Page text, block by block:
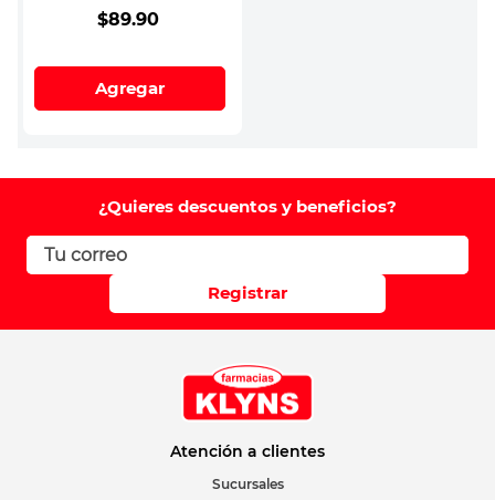
$89.90
Agregar
¿Quieres descuentos y beneficios?
Registrar
Atención a clientes
Sucursales